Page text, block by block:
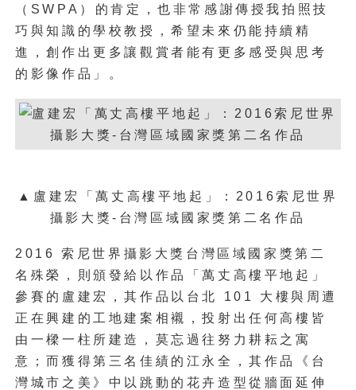
（SWPA）的肯定，也非常感謝傳授我拍照技
巧與知識的學校教授，希望未來仍能持續精
進，創作出更多讓觀賞者能有更多感受與思考
的影像作品」。
▲盧建宏「萬丈高樓平地起」：2016索尼世界
攝影大獎-台灣區域國家獎第二名作品
2016 索尼世界攝影大獎台灣區域國家獎第二
名殊榮，則頒發給以作品「萬丈高樓平地起」
參賽的盧建宏，其作品以台北 101 大樓與周遭
正在興建的工地建案相襯，投射出任何高樓皆
由一樑一柱所建造，莫忘過往努力耕耘之寓
意；而獲得第三名佳績的江永全，其作品《台
灣城市之美》中以跳動的花卉造型從牆面延伸